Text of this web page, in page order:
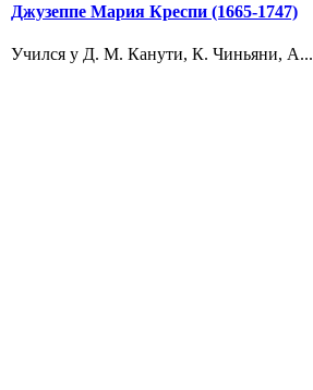
Джузеппе Мария Креспи (1665-1747)
Учился у Д. М. Канути, К. Чиньяни, А...